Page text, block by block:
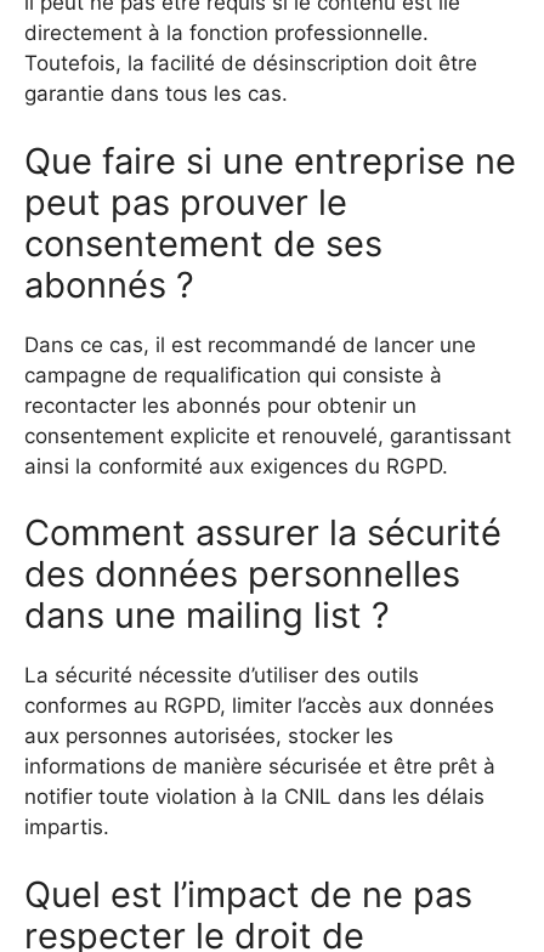
directement à la fonction professionnelle.
Toutefois, la facilité de désinscription doit être
garantie dans tous les cas.
Que faire si une entreprise ne
peut pas prouver le
consentement de ses
abonnés ?
Dans ce cas, il est recommandé de lancer une
campagne de requalification qui consiste à
recontacter les abonnés pour obtenir un
consentement explicite et renouvelé, garantissant
ainsi la conformité aux exigences du RGPD.
Comment assurer la sécurité
des données personnelles
dans une mailing list ?
La sécurité nécessite d’utiliser des outils
conformes au RGPD, limiter l’accès aux données
aux personnes autorisées, stocker les
informations de manière sécurisée et être prêt à
notifier toute violation à la CNIL dans les délais
impartis.
Quel est l’impact de ne pas
respecter le droit de